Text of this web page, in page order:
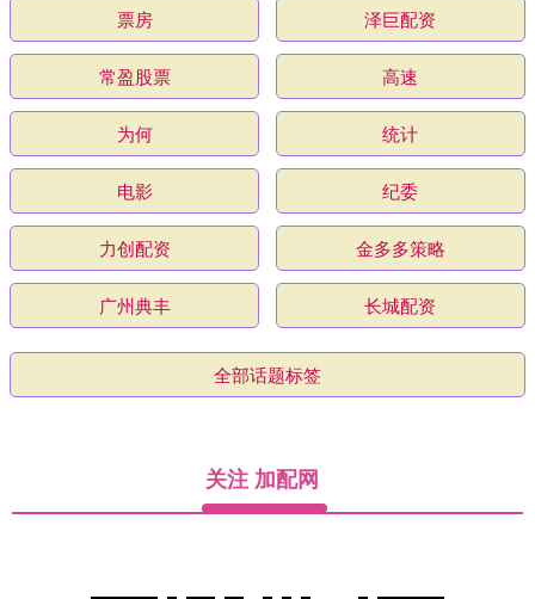
票房 泽巨配资
常盈股票 高速
为何 统计
电影 纪委
力创配资 金多多策略
广州典丰 长城配资
全部话题标签
关注 加配网